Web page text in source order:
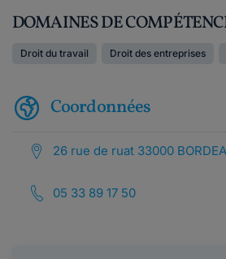
DOMAINES DE
Droit du travail Droit des entreprises
Coordonnées
26 rue de ruat 33000
05 33 89 17 50